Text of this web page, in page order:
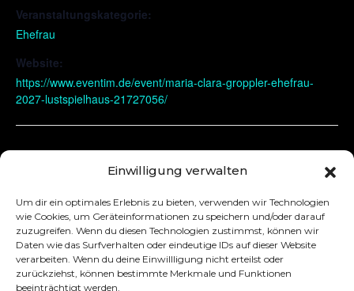
Einwilligung verwalten
Um dir ein optimales Erlebnis zu bieten, verwenden wir Technologien
wie Cookies, um Geräteinformationen zu speichern und/oder darauf
zuzugreifen. Wenn du diesen Technologien zustimmst, können wir
Daten wie das Surfverhalten oder eindeutige IDs auf dieser Website
verarbeiten. Wenn du deine Einwillligung nicht erteilst oder
zurückziehst, können bestimmte Merkmale und Funktionen
beeinträchtigt werden.
Veranstaltungskategorie:
Ehefrau
Website:
https://www.eventim.de/event/maria-clara-groppler-ehefrau-
2027-lustspielhaus-21727056/